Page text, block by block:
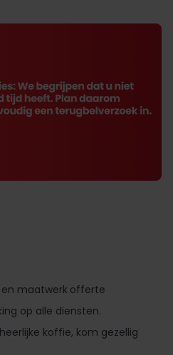
en maatwerk offerte
op alle diensten.
koffie, kom gezellig